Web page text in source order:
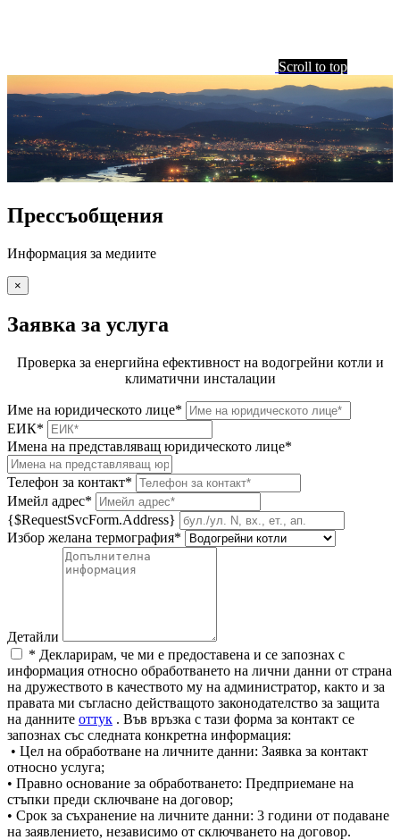
Scroll to top
Прессъобщения
Информация за медиите
×
Заявка за услуга
Проверка за енергийна ефективност на водогрейни котли и
климатични инсталации
Име на юридическото лице*
ЕИК*
Имена на представляващ юридическото лице*
Телефон за контакт*
Имейл адрес*
{$RequestSvcForm.Address}
Избор желана термография*
Детайли
* Декларирам, че ми е предоставена и се запознах с
информация относно обработването на лични данни от страна
на дружеството в качеството му на администратор, както и за
правата ми съгласно действащото законодателство за защита
на данните оттук . Във връзка с тази форма за контакт се
запознах със следната конкретна информация:
• Цел на обработване на личните данни: Заявка за контакт
относно услуга;
• Правно основание за обработването: Предприемане на
стъпки преди сключване на договор;
• Срок за съхранение на личните данни: 3 години от подаване
на заявлението, независимо от сключването на договор.